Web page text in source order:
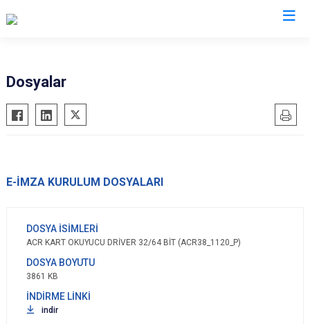
Dosyalar
E-İMZA KURULUM DOSYALARI
ACR KART OKUYUCU DRİVER 32/64 BİT (ACR38_1120_P)
3861 KB
indir